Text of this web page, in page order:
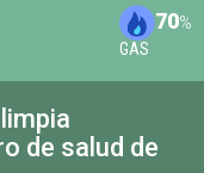
70%
GAS
de salud de